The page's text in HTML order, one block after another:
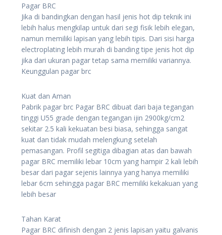
Pagar BRC
Jika di bandingkan dengan hasil jenis hot dip teknik ini
lebih halus mengkilap untuk dari segi fisik lebih elegan,
namun memiliki lapisan yang lebih tipis. Dari sisi harga
electroplating lebih murah di banding tipe jenis hot dip
jika dari ukuran pagar tetap sama memiliki variannya.
Keunggulan pagar brc
Kuat dan Aman
Pabrik pagar brc Pagar BRC dibuat dari baja tegangan
tinggi U55 grade dengan tegangan ijin 2900kg/cm2
sekitar 2.5 kali kekuatan besi biasa, sehingga sangat
kuat dan tidak mudah melengkung setelah
pemasangan. Profil segitiga dibagian atas dan bawah
pagar BRC memiliki lebar 10cm yang hampir 2 kali lebih
besar dari pagar sejenis lainnya yang hanya memiliki
lebar 6cm sehingga pagar BRC memiliki kekakuan yang
lebih besar
Tahan Karat
Pagar BRC difinish dengan 2 jenis lapisan yaitu galvanis